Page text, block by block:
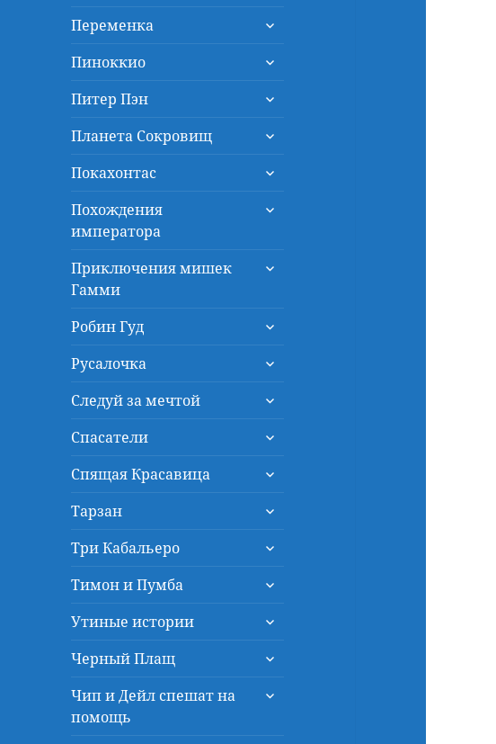
меню
Переменка
раскрыть
меню
Пиноккио
раскрыть
меню
Питер Пэн
раскрыть
меню
Планета Сокровищ
раскрыть
меню
Покахонтас
раскрыть
меню
Похождения
императора
раскрыть
Приключения мишек
Гамми
раскрыть
Робин Гуд
раскрыть
меню
Русалочка
раскрыть
меню
Следуй за мечтой
раскрыть
меню
Спасатели
раскрыть
меню
Спящая Красавица
раскрыть
меню
Тарзан
раскрыть
меню
Три Кабальеро
раскрыть
меню
Тимон и Пумба
раскрыть
меню
Утиные истории
раскрыть
меню
Черный Плащ
раскрыть
меню
Чип и Дейл спешат на
помощь
раскрыть